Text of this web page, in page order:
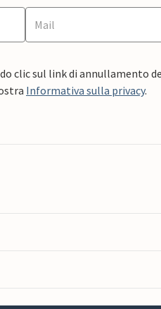
clic sul link di annullamento
Informativa sulla privacy.